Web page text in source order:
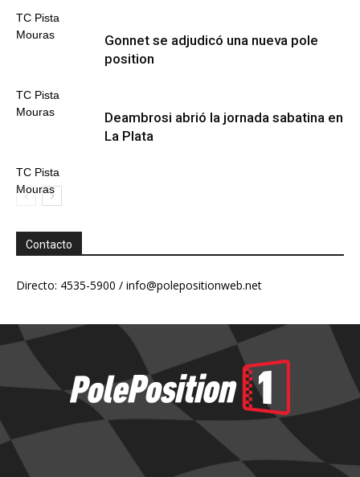
TC Pista
Mouras
TC Pista
Mouras
Gonnet se adjudicó una nueva pole
position
TC Pista
Mouras
Deambrosi abrió la jornada sabatina en
La Plata
Contacto
Directo: 4535-5900 / info@polepositionweb.net